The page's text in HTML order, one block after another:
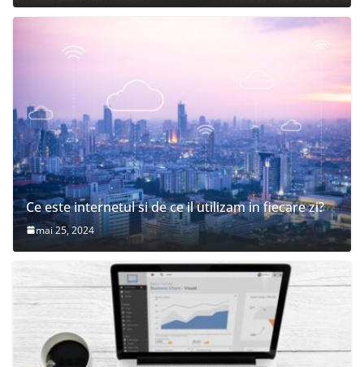
Ce este internetul si de ce il utilizam in fiecare zi?
mai 25, 2024